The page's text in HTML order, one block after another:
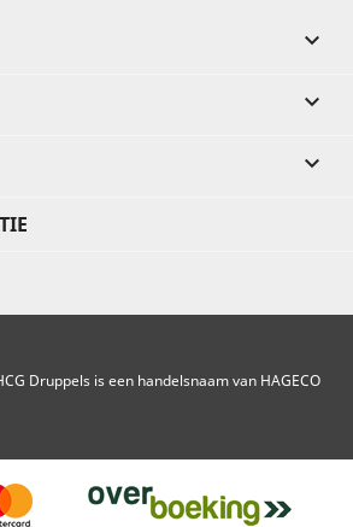



Druppels is een handelsnaam van HAGECO